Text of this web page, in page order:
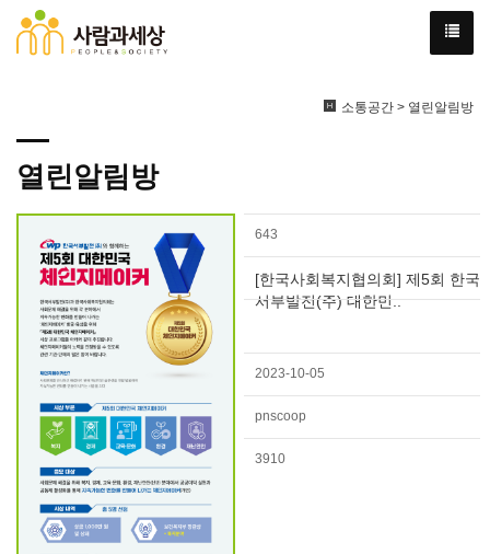
소통공간 > 열린알림방
열린알림방
643
[한국사회복지협의회] 제5회 한국
서부발전(주) 대한민..
2023-10-05
pnscoop
3910